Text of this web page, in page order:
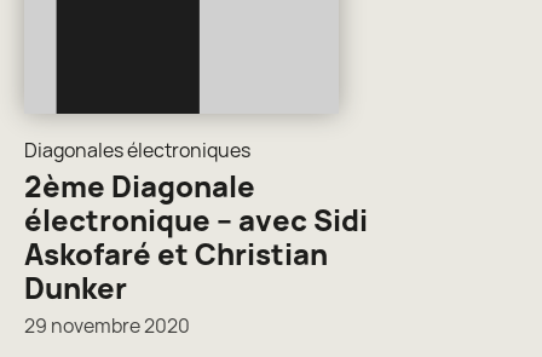
Diagonales électroniques
2ème Diagonale
électronique – avec Sidi
Askofaré et Christian
Dunker
29 novembre 2020